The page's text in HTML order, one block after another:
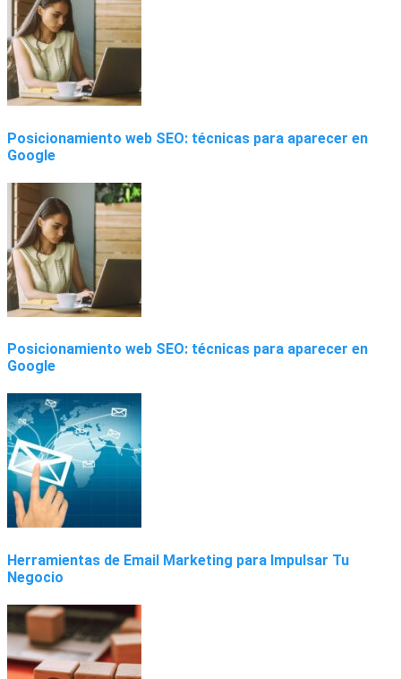
Posicionamiento web SEO: técnicas para aparecer en
Google
Posicionamiento web SEO: técnicas para aparecer en
Google
Herramientas de Email Marketing para Impulsar Tu
Negocio